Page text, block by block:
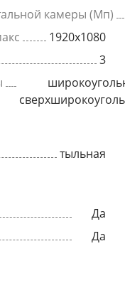
камеры (Мп)
1920x1080
3
тыльная
Да
Да